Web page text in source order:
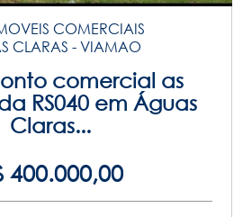
COMERCIAIS
CLARAS - VIAMAO
comercial as
RS040 em Águas
Claras...
400.000,00